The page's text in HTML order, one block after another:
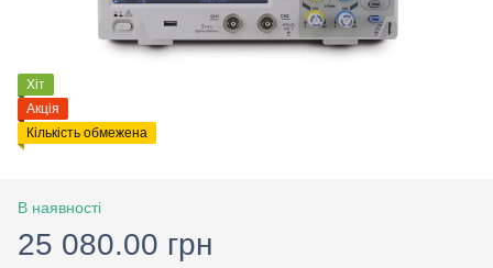
Хіт
Акція
Кількість обмежена
В наявності
25 080.00 грн